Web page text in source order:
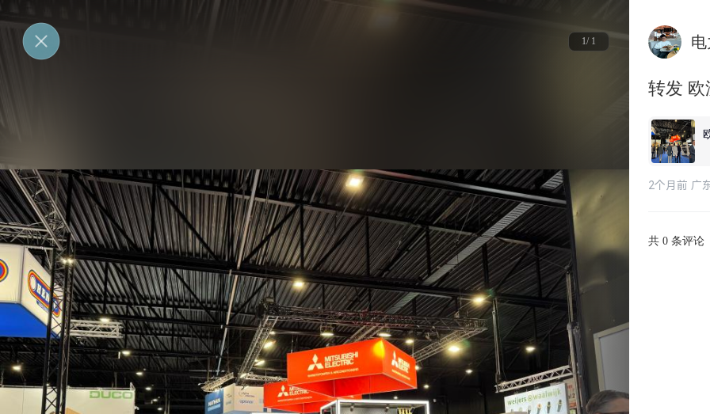
1/ 1
转发
2个月前 广
共 0 条评论